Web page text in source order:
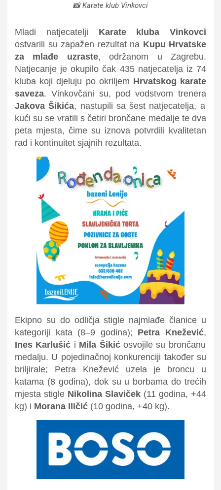
📸 Karate klub Vinkovci
Mladi natjecatelji Karate kluba Vinkovci
ostvarili su zapažen rezultat na Kupu Hrvatske
za mlađe uzraste, održanom u Zagrebu.
Natjecanje je okupilo čak 435 natjecatelja iz 74
kluba koji djeluju po okriljem Hrvatskog karate
saveza. Vinkovčani su, pod vodstvom trenera
Jakova Šikića, nastupili sa šest natjecatelja, a
kući su se vratili s četiri brončane medalje te dva
peta mjesta, čime su iznova potvrdili kvalitetan
rad i kontinuitet sjajnih rezultata.
Ekipno su do odličja stigle najmlađe članice u
kategoriji kata (8–9 godina); Petra Knežević,
Ines Karlušić i Mila Šikićosvojile su brončanu
medalju. U pojedinačnoj konkurenciji također su
briljirale; Petra Knežević uzela je broncu u
katama (8 godina), dok su u borbama do trećih
mjesta stigle Nikolina Slaviček (11 godina, +44
kg) i Morana Iličić (10 godina, +40 kg).